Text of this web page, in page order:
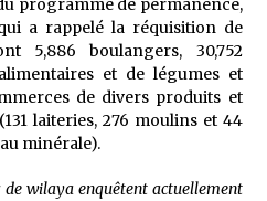
programme de permanence,
a rappelé la réquisition de
5,886 boulangers, 30,752
et de légumes et
de divers produits et
laiteries, 276 moulins et 44
minérale).
de wilaya enquêtent actuellement